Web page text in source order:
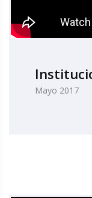
Mayo 2017